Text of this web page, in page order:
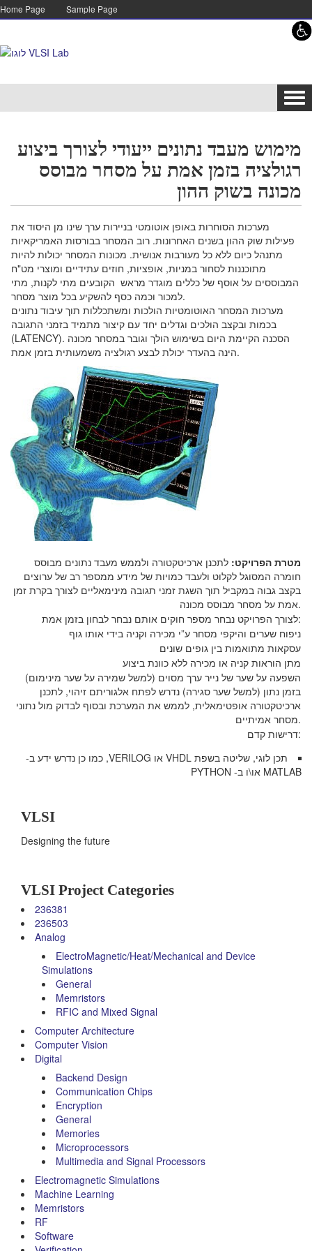
Skip to content
Skip to navigation
Home Page Sample Page
מימוש מעבד נתונים ייעודי לצורך ביצוע
רגולציה בזמן אמת על מסחר מבוסס
מכונה בשוק ההון
מערכות הסוחרות באופן אוטומטי בניירות ערך שינו מן היסוד את
פעילות שוק ההון בשנים האחרונות. רוב המסחר בבורסות האמריקאיות
מתנהל כיום ללא כל מעורבות אנושית. מכונות המסחר יכולות להיות
מתוכננות לסחור במניות, אופציות, חוזים עתידיים ומוצרי מט"ח
המבוססים על אוסף של כללים מוגדר מראש הקובעים מתי לקנות, מתי
למכור וכמה כסף להשקיע בכל מוצר מסחר.
מערכות המסחר האוטומטיות הולכות ומשתכללות תוך עיבוד נתונים
בכמות ובקצב הולכים וגדלים יחד עם קיצור מתמיד בזמני התגובה
(LATENCY). הסכנה הקיימת היום בשימוש הולך וגובר במסחר מכונה
הינה בהעדר יכולת לבצע רגולציה משמעותית בזמן אמת.
מטרת הפרויקט: לתכנן ארכיטקטורה ולממש מעבד נתונים מבוסס
חומרה המסוגל לקלוט ולעבד כמויות של מידע ממספר רב של ערוצים
בקצב גבוה במקביל תוך השגת זמני תגובה מינימאליים לצורך בקרת זמן
אמת על מסחר מבוסס מכונה.
לצורך הפרויקט נבחר מספר חוקים אותם נבחר לבחון בזמן אמת:
ניפוח שערים והיקפי מסחר ע”י מכירה וקניה בידי אותו גוף
עסקאות מתואמות בין גופים שונים
מתן הוראות קניה או מכירה ללא כוונת ביצוע
בזמן נתון (למשל שער סגירה) נדרש לפתח אלגוריתם זיהוי, לתכנן
ארכיטקטורה אופטימאלית, לממש את המערכת ובסוף לבדוק מול נתוני
מסחר אמיתיים.
דרישות קדם:
תכן לוגי, שליטה בשפת VHDL או VERILOG, כמו כן נדרש ידע ב-
MATLAB או\ו ב- PYTHON
VLSI
Designing the future
VLSI Project Categories
236381
236503
Analog
ElectroMagnetic/Heat/Mechanical and Device
Simulations
General
Memristors
RFIC and Mixed Signal
Computer Architecture
Computer Vision
Digital
Backend Design
Communication Chips
Encryption
General
Memories
Microprocessors
Multimedia and Signal Processors
Electromagnetic Simulations
Machine Learning
Memristors
RF
Software